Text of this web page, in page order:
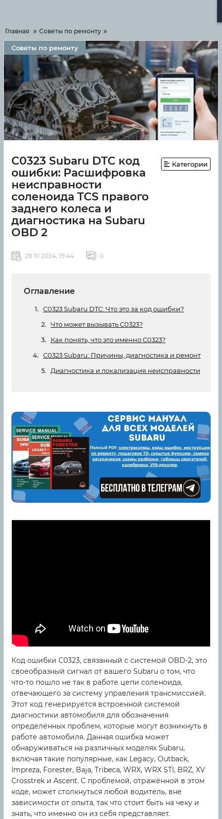
Главная Советы по ремонту
Советы по ремонту
C0323 Subaru DTC код
ошибки: Расшифровка
неисправности
соленоида TCS правого
заднего колеса и
диагностика на Subaru
OBD 2
Категории
28 10 2024, 19:44 0
Оглавление
C0323 Subaru DTC: Что это за код ошибки?
Что может вызывать C0323?
Как понять, что это именно C0323?
C0323 Subaru: Причины, диагностика и ремонт
Диагностика и локализация неисправности
Код ошибки C0323, связанный с системой OBD-2, это
своеобразный сигнал от вашего Subaru о том, что
что-то пошло не так в работе цепи соленоида,
отвечающего за систему управления трансмиссией.
Этот код генерируется встроенной системой
диагностики автомобиля для обозначения
определённых проблем, которые могут возникнуть в
работе автомобиля. Данная ошибка может
обнаруживаться на различных моделях Subaru,
включая такие популярные, как Legacy, Outback,
Impreza, Forester, Baja, Tribeca, WRX, WRX STI, BRZ, XV
Crosstrek и Ascent. С проблемой, отражённой в этом
коде, может столкнуться любой водитель, вне
зависимости от опыта, так что стоит быть на чеку и
знать, что именно он из себя представляет.